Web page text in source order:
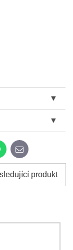
E-
mail
produkt